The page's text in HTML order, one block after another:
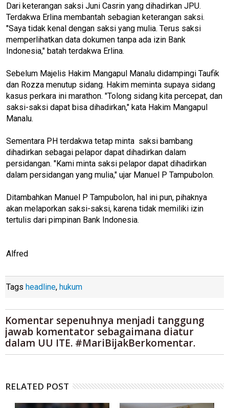
Dari keterangan saksi Juni Casrin yang dihadirkan JPU.
Terdakwa Erlina membantah sebagian keterangan saksi.
"Saya tidak kenal dengan saksi yang mulia. Terus saksi
memperlihatkan data dokumen tanpa ada izin Bank
Indonesia," batah terdakwa Erlina.
Sebelum Majelis Hakim Mangapul Manalu didampingi Taufik
dan Rozza menutup sidang. Hakim meminta supaya sidang
kasus perkara ini marathon. "Tolong sidang kita percepat, dan
saksi-saksi dapat bisa dihadirkan," kata Hakim Mangapul
Manalu.
Sementara PH terdakwa tetap minta saksi bambang
dihadirkan sebagai pelapor dapat dihadirkan dalam
persidangan. "Kami minta saksi pelapor dapat dihadirkan
dalam persidangan yang mulia," ujar Manuel P Tampubolon.
Ditambahkan Manuel P Tampubolon, hal ini pun, pihaknya
akan melaporkan saksi-saksi, karena tidak memiliki izin
tertulis dari pimpinan Bank Indonesia.
Alfred
Tags headline, hukum
Komentar sepenuhnya menjadi tanggung
jawab komentator sebagaimana diatur
dalam UU ITE. #MariBijakBerkomentar.
RELATED POST